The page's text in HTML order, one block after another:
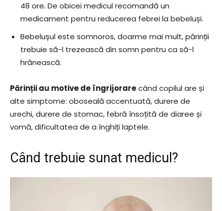
48 ore. De obicei medicul recomandă un
medicament pentru reducerea febrei la bebeluși.
Bebelușul este somnoros, doarme mai mult, părinții
trebuie să-l trezească din somn pentru ca să-l
hrănească.
Părinții au motive de îngrijorarecând copilul are și
alte simptome: oboseală accentuată, durere de
urechi, durere de stomac, febră însoțită de diaree și
vomă, dificultatea de a înghiți laptele.
Când trebuie sunat medicul?